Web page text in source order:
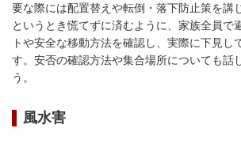
要な際には配置替えや転倒・落下防止策を講
というとき慌てずに済むように、家族全員で
トや安全な移動方法を確認し、実際に下見し
す。安否の確認方法や集合場所についても話
う。
風水害